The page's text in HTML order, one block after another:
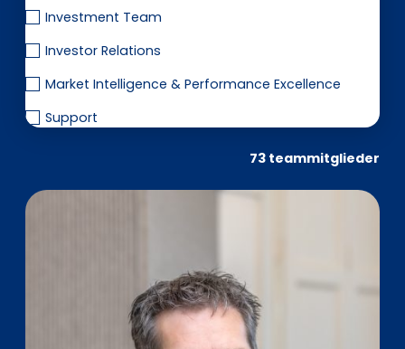
Investment Team
Investor Relations
Market Intelligence & Performance Excellence
Support
73 teammitglieder